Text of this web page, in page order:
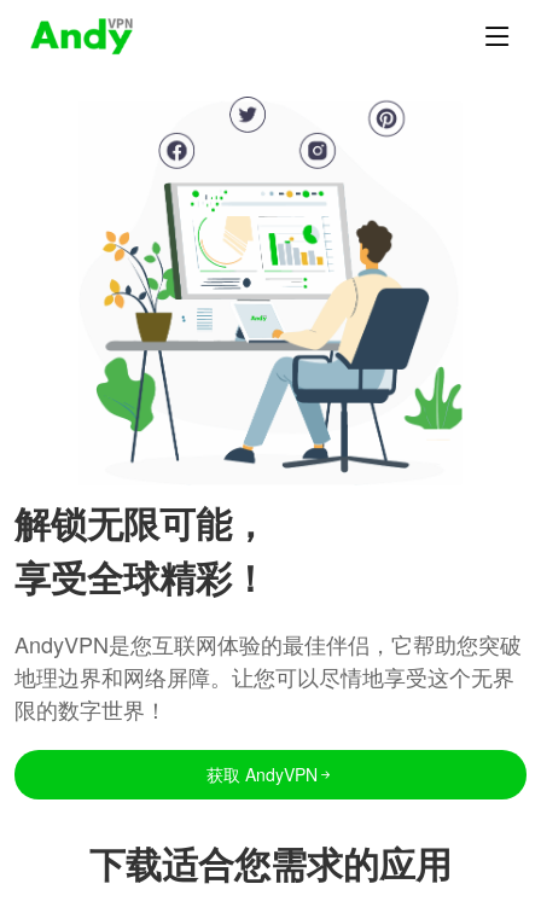
解锁无限可能，
享受全球精彩！
AndyVPN是您互联网体验的最佳伴侣，它帮助您突破
地理边界和网络屏障。让您可以尽情地享受这个无界
限的数字世界！
获取 AndyVPN
下载适合您需求的应用